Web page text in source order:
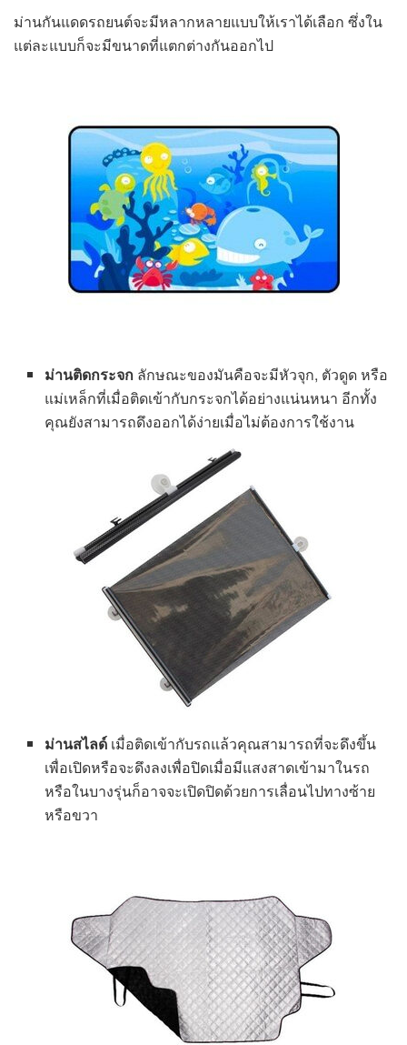
ม่านกันแดดรถยนต์จะมีหลากหลายแบบให้เราได้เลือก ซึ่งใน
แต่ละแบบก็จะมีขนาดที่แตกต่างกันออกไป
ม่านติดกระจก ลักษณะของมันคือจะมีหัวจุก, ตัวดูด หรือ
แม่เหล็กที่เมื่อติดเข้ากับกระจกได้อย่างแน่นหนา อีกทั้ง
คุณยังสามารถดึงออกได้ง่ายเมื่อไม่ต้องการใช้งาน
ม่านสไลด์ เมื่อติดเข้ากับรถแล้วคุณสามารถที่จะดึงขึ้น
เพื่อเปิดหรือจะดึงลงเพื่อปิดเมื่อมีแสงสาดเข้ามาในรถ
หรือในบางรุ่นก็อาจจะเปิดปิดด้วยการเลื่อนไปทางซ้าย
หรือขวา